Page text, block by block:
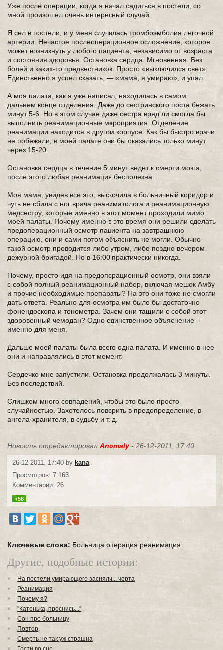
Уже после операции, когда я начал садиться в постели, со
мной произошел очень интересный случай.
Я сел в постели, и у меня случилась тромбоэмболия легочной
артерии. Нечастое послеоперационное осложнение, которое
может возникнуть у любого пациента, независимо от возраста
и состояния здоровья. Остановка сердца. Мгновенная. Без
болей и каких-то предвестников. Просто «выключился свет».
Единственно я успел сказать, — «мама, я умираю», и упал.
А моя палата, как я уже написал, находилась в самом
дальнем конце отделения. Даже до сестринского поста бежать
минут 5-6. Но в этом случае даже сестра вряд ли смогла бы
выполнить реанимационные мероприятия. Отделение
реанимации находится в другом корпусе. Как бы быстро врачи
не побежали, в моей палате они бы оказались только минут
через 15-20.
Остановка сердца в течение 5 минут ведет к смерти мозга,
после этого любая реанимация бесполезна.
Моя мама, увидев все это, выскочила в больничный коридор и
чуть не сбила с ног врача реаниматолога и реанимационную
медсестру, которые именно в этот момент проходили мимо
моей палаты. Почему именно в это время они решили сделать
предоперационный осмотр пациента на завтрашнюю
операцию, они и сами потом объяснить не могли. Обычно
такой осмотр проводится либо утром, либо поздно вечером
дежурной бригадой. Но в 16:00 практически никогда.
Почему, просто идя на предоперационный осмотр, они взяли
с собой полный реанимационный набор, включая мешок Амбу
и прочие необходимые препараты? На это они тоже не смогли
дать ответа. Реально для осмотра им было бы достаточно
фонендоскопа и тонометра. Зачем они тащили с собой этот
здоровенный чемодан? Одно единственное объяснение –
именно для меня.
Дальше моей палаты была всего одна палата. И именно в нее
они и направлялись в этот момент.
Сердечко мне запустили. Остановка продолжалась 3 минуты.
Без последствий.
Слишком много совпадений, чтобы это было просто
случайностью. Захотелось поверить в предопределение, в
ангела-хранителя, в судьбу и т. д.
Новость отредактировал Anomaly- 26-12-2011, 17:40
26-12-2011, 17:40 by kana
Просмотров: 7 163
Комментарии: 26
+58
Ключевые слова: Больница операция реанимация
Другие, подобные истории:
На постели умирающего засняли... черта
Реанимация
Почему я?
"Катенька, проснись..."
Сон про больницу
Повтор
Смерть не так уж страшна
Гости во сне